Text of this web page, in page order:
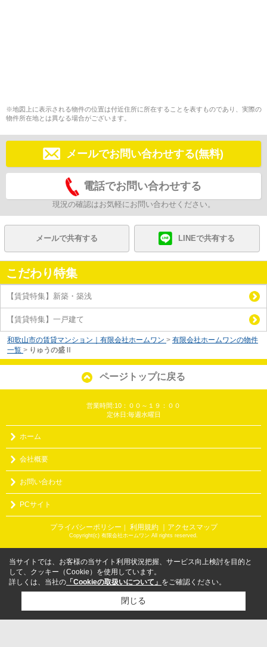
※地図上に表示される物件の位置は付近住所に所在することを表すものであり、実際の
物件所在地とは異なる場合がございます。
メールでお問い合わせする(無料)
電話でお問い合わせする
現況の確認はお気軽にお問い合わせください。
メールで共有する LINEで共有する
こだわり特集
【賃貸特集】新築・築浅
【賃貸特集】一戸建て
和歌山市の賃貸マンション｜有限会社ホームワン > 有限会社ホームワンの物件
一覧 > りゅうの盛Ⅱ
ページトップに戻る
営業時間:10：００～１９：００
定休日:毎週水曜日
ホーム
会社概要
お問い合わせ
PCサイト
プライバシーポリシー 利用規約 ｜アクセスマップ
Copyright(c) 有限会社ホームワン All rights reserved.
当サイトでは、お客様の当サイト利用状況把握、サービス向上検討を目的と
して、クッキー（Cookie）を使用しています。
詳しくは、当社の 「Cookieの取扱いについて」 をご確認ください。
閉じる